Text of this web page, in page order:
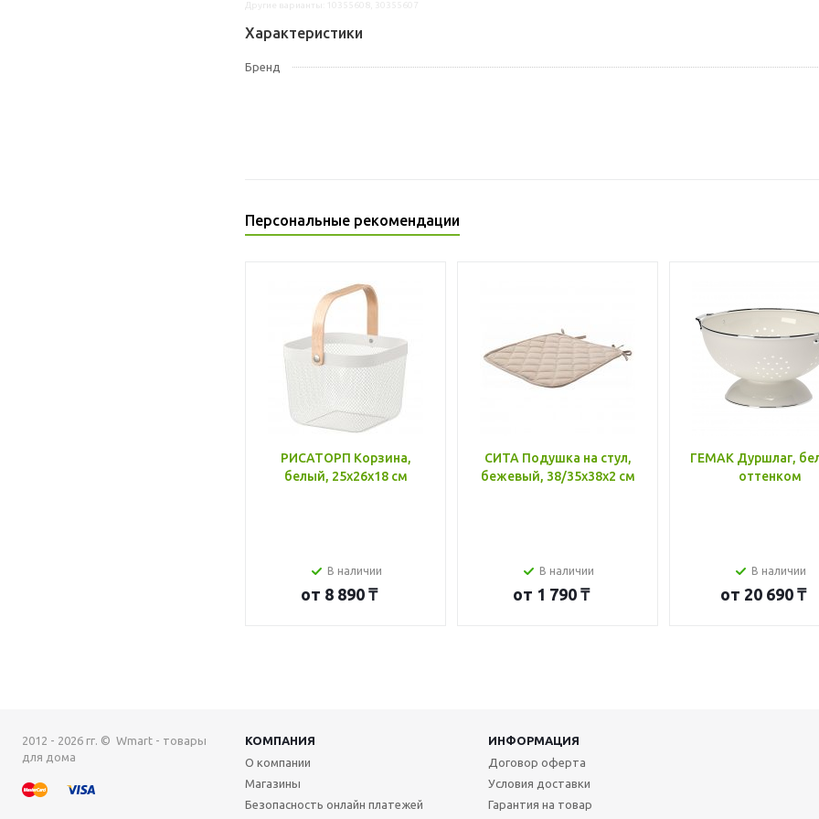
Характеристики
Бренд
Персональные рекомендации
РИСАТОРП Корзина,
белый, 25x26x18 см
В наличии
от 8 890 ₸
СИТА Подушка на стул,
бежевый, 38/35x38x2 см
В наличии
от 1 790 ₸
ГЕМАК Дуршлаг,
оттенком
В наличии
от 20 690 ₸
2012 - 2026 гг. © Wmart - товары
для дома
КОМПАНИЯ
ИНФОРМАЦИЯ
О компании
Магазины
Безопасность онлайн платежей
Договор оферта
Условия доставки
Гарантия на товар